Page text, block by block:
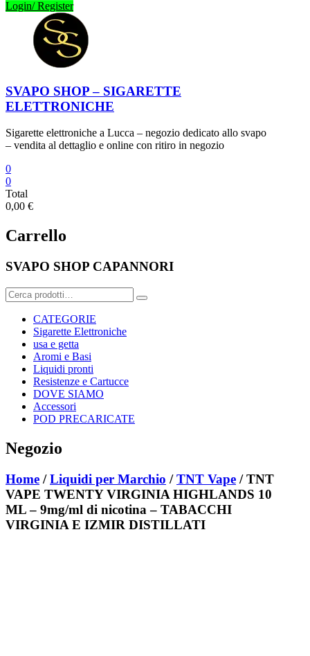
Login/ Register
SVAPO SHOP – SIGARETTE
ELETTRONICHE
Sigarette elettroniche a Lucca – negozio dedicato allo svapo
– vendita al dettaglio e online con ritiro in negozio
0
0
Total
0,00 €
Carrello
SVAPO SHOP CAPANNORI
Cerca:
CATEGORIE
Sigarette Elettroniche
usa e getta
Aromi e Basi
Liquidi pronti
Resistenze e Cartucce
DOVE SIAMO
Accessori
POD PRECARICATE
Negozio
Home /Liquidi per Marchio /TNT Vape / TNT
VAPE TWENTY VIRGINIA HIGHLANDS 10
ML – 9mg/ml di nicotina – TABACCHI
VIRGINIA E IZMIR DISTILLATI